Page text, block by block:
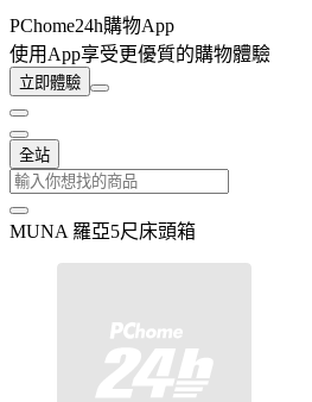
PChome24h購物App
使用App享受更優質的購物體驗
立即體驗
全站
MUNA 羅亞5尺床頭箱